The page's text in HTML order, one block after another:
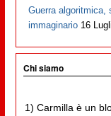
Guerra algoritmica,
immaginario 16
Chi siamo
1) Carmilla è un